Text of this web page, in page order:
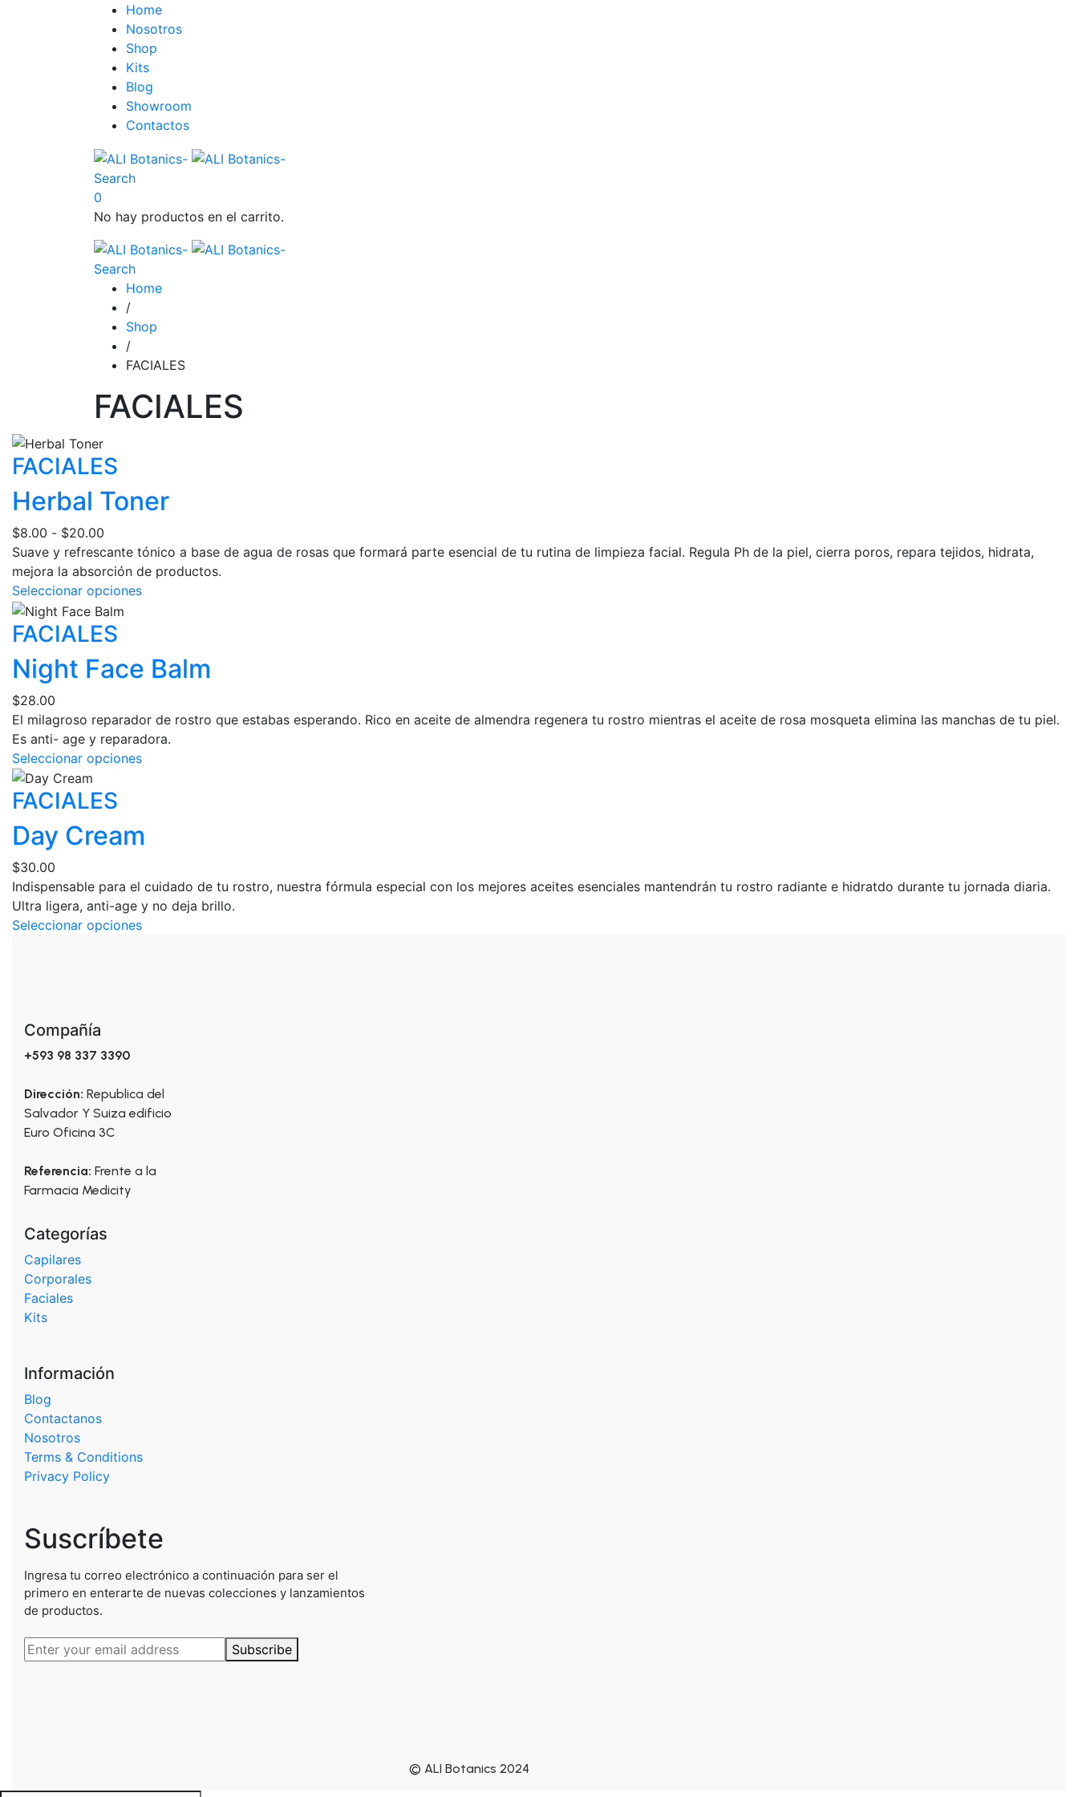
Home
Nosotros
Shop
Kits
Blog
Showroom
Contactos
Search
0
No hay productos en el carrito.
Search
Home
/
Shop
/
FACIALES
FACIALES
FACIALES
Herbal Toner
$8.00 - $20.00
de
precios:
desde
$8.00
hasta
$20.00
Suave y refrescante tónico a base de agua de rosas que formará parte esencial de tu rutina de limpieza facial. Regula Ph de la piel, cierra poros, repara tejidos, hidrata,
mejora la absorción de productos.
Seleccionar opcionesEste
variantes.
se
pueden
elegir
de
FACIALES
Night Face Balm
$28.00
El milagroso reparador de rostro que estabas esperando. Rico en aceite de almendra regenera tu rostro mientras el aceite de rosa mosqueta elimina las manchas de tu piel.
Es anti- age y reparadora.
Seleccionar opcionesEste
variantes.
se
pueden
elegir
FACIALES
Day Cream
$30.00
Indispensable para el cuidado de tu rostro, nuestra fórmula especial con los mejores aceites esenciales mantendrán tu rostro radiante e hidratdo durante tu jornada diaria.
Ultra ligera, anti-age y no deja brillo.
Seleccionar opcionesEste
elegir
en
de
Compañía
+593 98 337 3390
Dirección: Republica del
Salvador Y Suiza edificio
Euro Oficina 3C
Referencia: Frente a la
Farmacia Medicity
Categorías
Capilares
Corporales
Faciales
Kits
Información
Blog
Contactanos
Nosotros
Terms & Conditions
Privacy Policy
Suscríbete
Ingresa tu correo electrónico a continuación para ser el
primero en enterarte de nuevas colecciones y lanzamientos
de productos.
Subscribe
© ALI Botanics 2024